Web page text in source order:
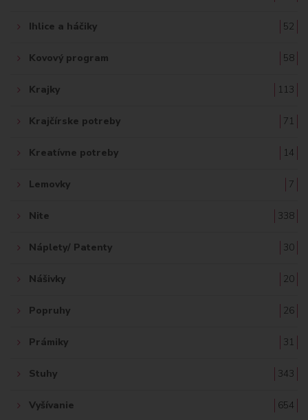
Ihlice a háčiky 52
Kovový program 58
Krajky 113
Krajčírske potreby 71
Kreatívne potreby 14
Lemovky 7
Nite 338
Náplety/ Patenty 30
Nášivky 20
Popruhy 26
Prámiky 31
Stuhy 343
Vyšívanie 654